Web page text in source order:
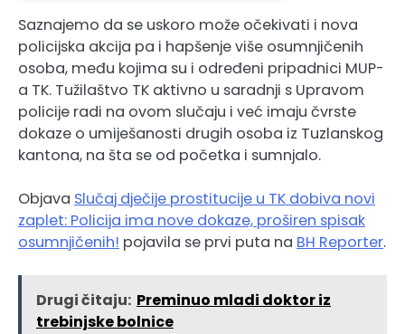
Saznajemo da se uskoro može očekivati i nova
policijska akcija pa i hapšenje više osumnjičenih
osoba, među kojima su i određeni pripadnici MUP-
a TK. Tužilaštvo TK aktivno u saradnji s Upravom
policije radi na ovom slučaju i već imaju čvrste
dokaze o umiješanosti drugih osoba iz Tuzlanskog
kantona, na šta se od početka i sumnjalo.
Objava Slučaj dječije prostitucije u TK dobiva novi
zaplet: Policija ima nove dokaze, proširen spisak
osumnjičenih! pojavila se prvi puta na BH Reporter.
Drugi čitaju: Preminuo mladi doktor iz
trebinjske bolnice